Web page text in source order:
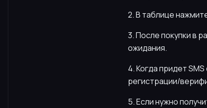
2. В таблице
3. После покупки в
ожидания.
4. Когда придет
регистрации/
5. Если нужно